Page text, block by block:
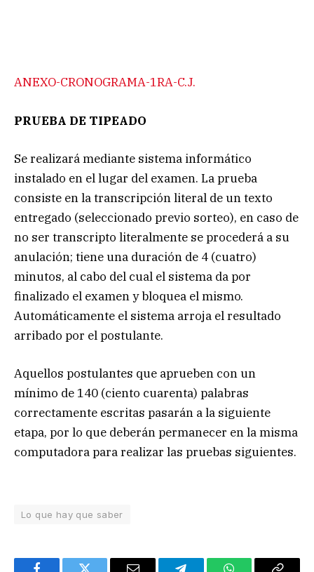
ANEXO-CRONOGRAMA-1RA-C.J.
PRUEBA DE TIPEADO
Se realizará mediante sistema informático
instalado en el lugar del examen. La prueba
consiste en la transcripción literal de un texto
entregado (seleccionado previo sorteo), en caso de
no ser transcripto literalmente se procederá a su
anulación; tiene una duración de 4 (cuatro)
minutos, al cabo del cual el sistema da por
finalizado el examen y bloquea el mismo.
Automáticamente el sistema arroja el resultado
arribado por el postulante.
Aquellos postulantes que aprueben con un
mínimo de 140 (ciento cuarenta) palabras
correctamente escritas pasarán a la siguiente
etapa, por lo que deberán permanecer en la misma
computadora para realizar las pruebas siguientes.
Lo que hay que saber